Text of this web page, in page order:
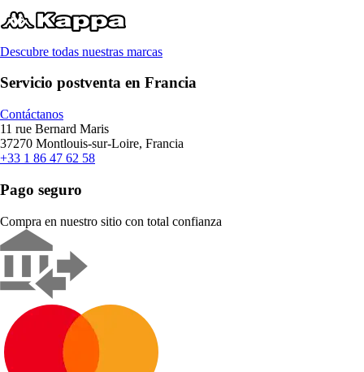
Descubre todas nuestras marcas
Servicio postventa en Francia
Contáctanos
11 rue Bernard Maris
37270 Montlouis-sur-Loire, Francia
+33 1 86 47 62 58
Pago seguro
Compra en nuestro sitio con total confianza